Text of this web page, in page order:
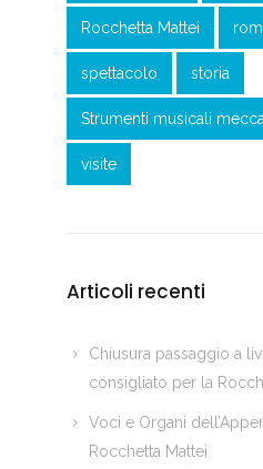
Rocchetta Mattei
spettacolo storia
Strumenti musicali
visite
Articoli recenti
Chiusura passaggio a
consigliato per la
Voci e Organi
Rocchetta Mattei